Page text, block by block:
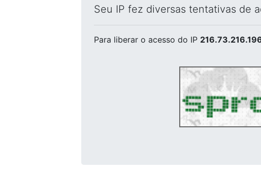
Seu IP fez diversas tentativas de
Para liberar o acesso do IP